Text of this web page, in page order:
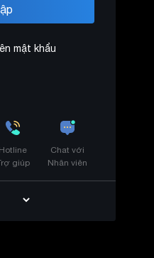
mật khẩu
Hotline
giúp
Chat với
Nhân viên